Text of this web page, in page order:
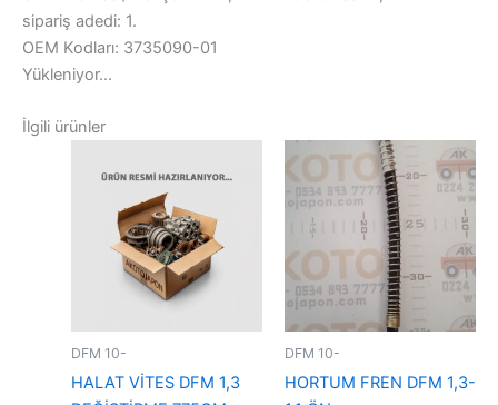
sipariş adedi: 1.
OEM Kodları: 3735090-01
Yükleniyor...
İlgili ürünler
DFM 10-
HALAT VİTES DFM 1,3
DFM 10-
HORTUM FREN DFM 1,3-